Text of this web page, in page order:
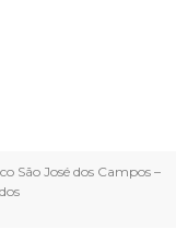
São José dos Campos –